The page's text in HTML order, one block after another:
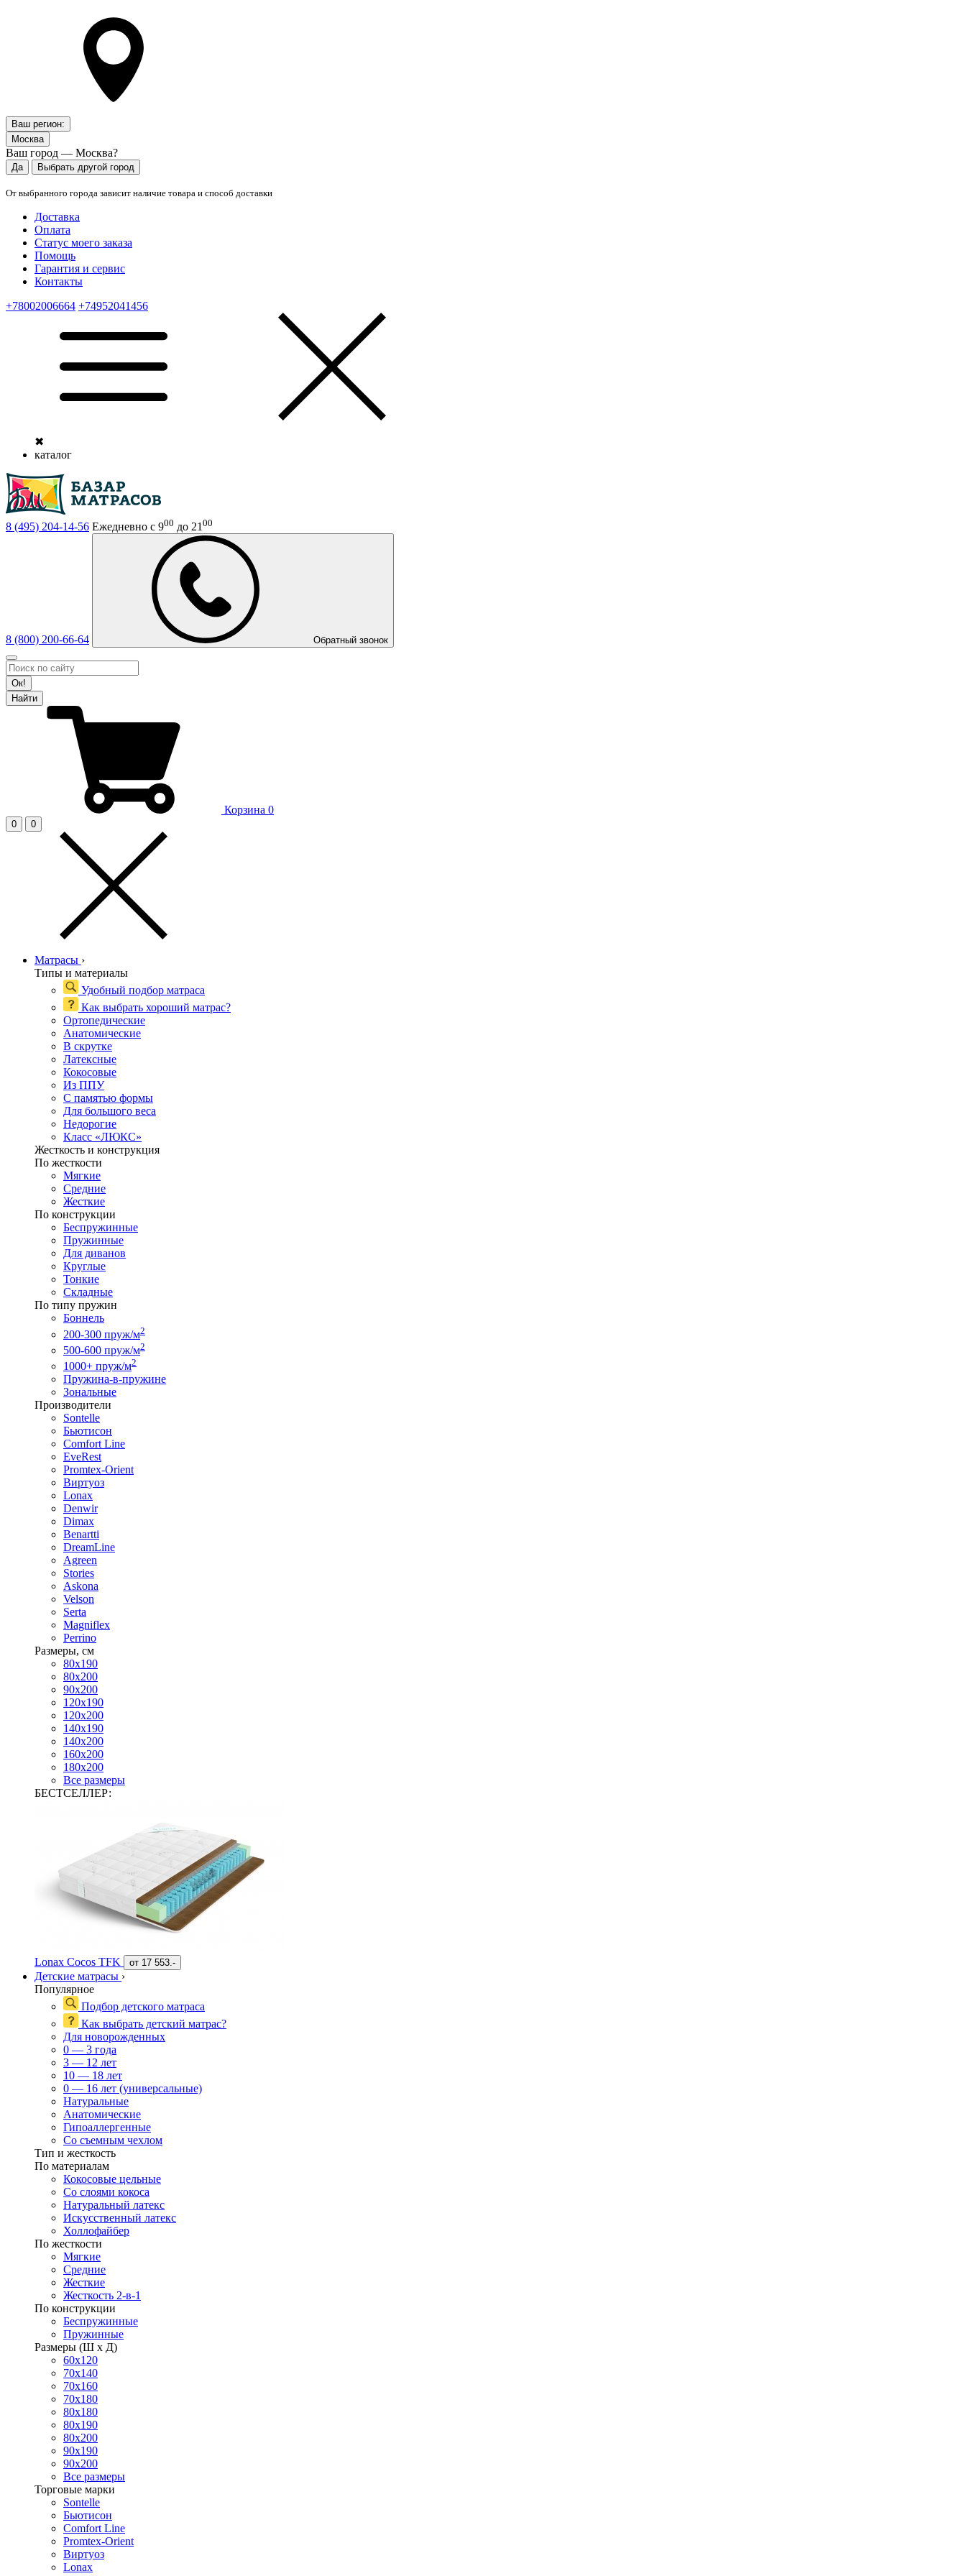
Ваш регион:
Москва
Ваш город — Москва?
Да Выбрать другой город
От выбранного города зависит наличие товара и способ доставки
Доставка
Оплата
Статус моего заказа
Помощь
Гарантия и сервис
Контакты
+78002006664 +74952041456
✖
каталог
8 (495) 204-14-56 Ежедневно с 900 до 21 00
8 (800) 200-66-64 Обратный звонок
Ок!
Найти
Корзина 0
0 0
Матрасы ›
Типы и материалы
Удобный подбор матраса
Как выбрать хороший матрас?
Ортопедические
Анатомические
В скрутке
Латексные
Кокосовые
Из ППУ
С памятью формы
Для большого веса
Недорогие
Класс «ЛЮКС»
Жесткость и конструкция
По жесткости
Мягкие
Средние
Жесткие
По конструкции
Беспружинные
Пружинные
Для диванов
Круглые
Тонкие
Складные
По типу пружин
Боннель
200-300 пруж/м2
500-600 пруж/м2
1000+ пруж/м2
Пружина-в-пружине
Зональные
Производители
Sontelle
Бьютисон
Comfort Line
EveRest
Promtex-Orient
Виртуоз
Lonax
Denwir
Dimax
Benartti
DreamLine
Agreen
Stories
Askona
Velson
Serta
Magniflex
Perrino
Размеры, см
80х190
80х200
90х200
120х190
120х200
140х190
140х200
160х200
180х200
Все размеры
БЕСТСЕЛЛЕР:
Lonax Cocos TFK от 17 553.-
Детские матрасы ›
Популярное
Подбор детского матраса
Как выбрать детский матрас?
Для новорожденных
0 — 3 года
3 — 12 лет
10 — 18 лет
0 — 16 лет (универсальные)
Натуральные
Анатомические
Гипоаллергенные
Со съемным чехлом
Тип и жесткость
По материалам
Кокосовые цельные
Со слоями кокоса
Натуральный латекс
Искусственный латекс
Холлофайбер
По жесткости
Мягкие
Средние
Жесткие
Жесткость 2-в-1
По конструкции
Беспружинные
Пружинные
Размеры (Ш х Д)
60х120
70х140
70х160
70х180
80х180
80х190
80х200
90х190
90х200
Все размеры
Торговые марки
Sontelle
Бьютисон
Comfort Line
Promtex-Orient
Виртуоз
Lonax